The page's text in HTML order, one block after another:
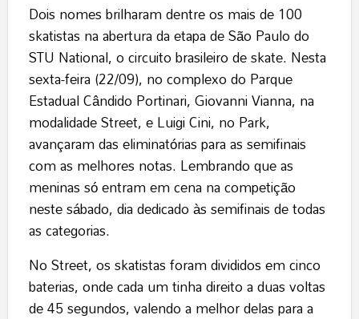
Dois nomes brilharam dentre os mais de 100
skatistas na abertura da etapa de São Paulo do
STU National, o circuito brasileiro de skate. Nesta
sexta-feira (22/09), no complexo do Parque
Estadual Cândido Portinari, Giovanni Vianna, na
modalidade Street, e Luigi Cini, no Park,
avançaram das eliminatórias para as semifinais
com as melhores notas. Lembrando que as
meninas só entram em cena na competição
neste sábado, dia dedicado às semifinais de todas
as categorias.
No Street, os skatistas foram divididos em cinco
baterias, onde cada um tinha direito a duas voltas
de 45 segundos, valendo a melhor delas para a